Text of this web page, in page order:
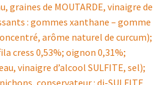
graines de MOUTARDE, vinaigre de
: gommes xanthane – gomme
arôme naturel de curcum);
cress 0,53%; oignon 0,31%;
vinaigre d’alcool SULFITE, sel);